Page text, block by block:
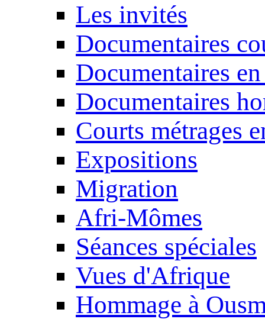
Les invités
Documentaires
Documentaires
Documentaires
Courts métrages
Expositions
Migration
Afri-Mômes
Séances spéciales
Vues d'Afrique
Hommage à